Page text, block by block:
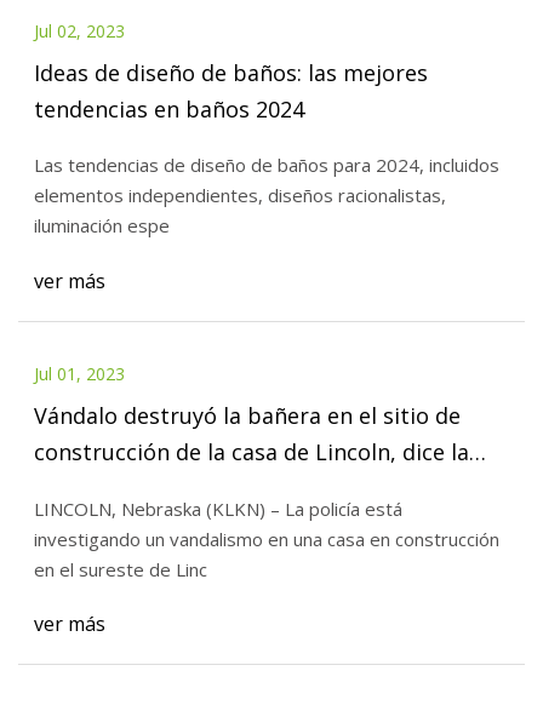
Jul 02, 2023
Ideas de diseño de baños: las mejores
tendencias en baños 2024
Las tendencias de diseño de baños para 2024, incluidos
elementos independientes, diseños racionalistas,
iluminación espe
ver más
Jul 01, 2023
Vándalo destruyó la bañera en el sitio de
construcción de la casa de Lincoln, dice la
LINCOLN, Nebraska (KLKN) – La policía está
investigando un vandalismo en una casa en construcción
en el sureste de Linc
ver más